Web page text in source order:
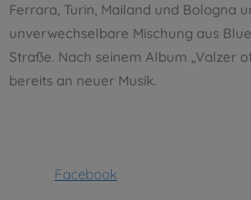
Ferrara, Turin, Mailand und Bologna
unverwechselbare Mischung aus
Straße. Nach seinem Album „Valzer
bereits an neuer Musik.
Facebook